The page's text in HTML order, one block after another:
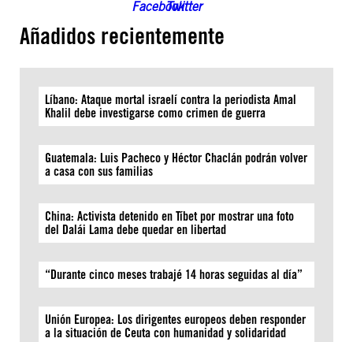
Añadidos recientemente
Líbano: Ataque mortal israelí contra la periodista Amal
Khalil debe investigarse como crimen de guerra
Guatemala: Luis Pacheco y Héctor Chaclán podrán volver
a casa con sus familias
China: Activista detenido en Tíbet por mostrar una foto
del Dalái Lama debe quedar en libertad
“Durante cinco meses trabajé 14 horas seguidas al día”
Unión Europea: Los dirigentes europeos deben responder
a la situación de Ceuta con humanidad y solidaridad